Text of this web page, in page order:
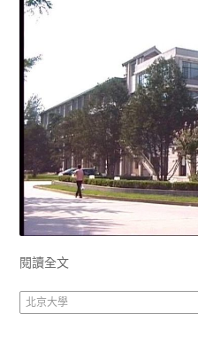
閱讀全文
北京大學